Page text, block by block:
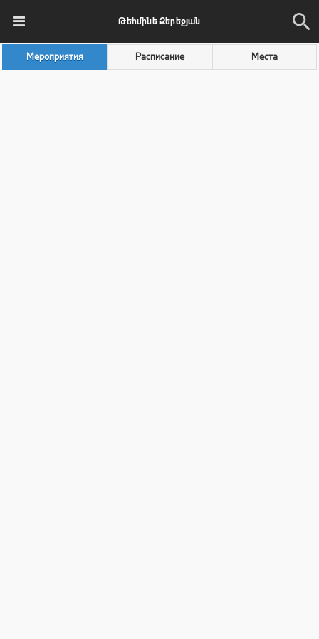
Թեհմինե Զերեջյան
Мероприятия Расписание Места